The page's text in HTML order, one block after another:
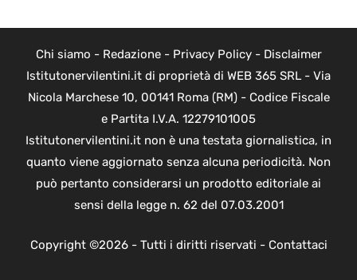
Chi siamo - Redazione- Privacy Policy- Disclaimer
Istitutonervilentini.it di proprietà di WEB 365 SRL - Via
Nicola Marchese 10, 00141 Roma (RM) - Codice Fiscale
e Partita I.V.A. 12279101005
Istitutonervilentini.it non è una testata giornalistica, in
quanto viene aggiornato senza alcuna periodicità. Non
può pertanto considerarsi un prodotto editoriale ai
sensi della legge n. 62 del 07.03.2001
Copyright ©2026 - Tutti i diritti riservati - Contattaci